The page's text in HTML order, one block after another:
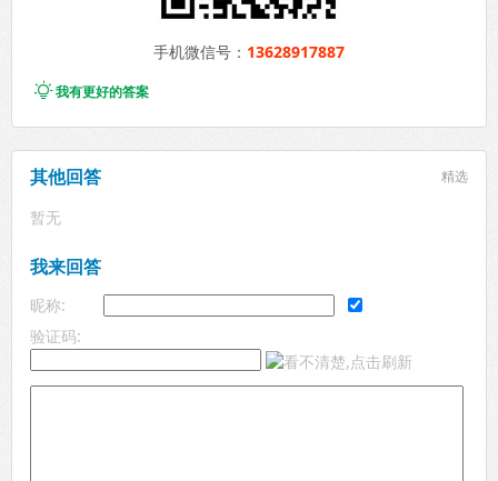
手机微信号： 13628917887
我有更好的答案
其他回答 精选
暂无
我来回答
昵称:
验证码: